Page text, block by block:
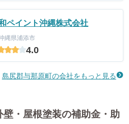
ペイント沖縄株式会社
縄県浦添市
4.0
島尻郡与那原町の会社をもっと見る
・屋根塗装の補助金・助